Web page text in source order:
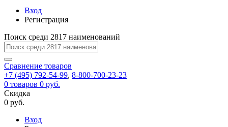
регистрации.
Ок
Запомнить
меня
Забыли
ссылку
на
указанный
электронный
адрес,
перейдя
по
которой
вы
новый
ссылка.
Перейдите
по
для
смены
пароля.
Сменить
Войти
Сообщение
пользовательского
соглашения
Вход
Регистрация
Поиск среди 2817 наименований
Сравнение товаров
+7 (495) 792-54-99, 8-800-700-23-23
0 товаров 0 руб.
Скидка
0 руб.
Вход